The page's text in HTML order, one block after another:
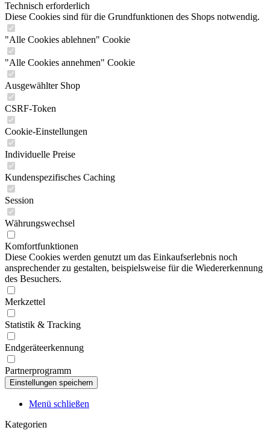
Technisch erforderlich
Diese Cookies sind für die Grundfunktionen des Shops notwendig.
"Alle Cookies ablehnen" Cookie
"Alle Cookies annehmen" Cookie
Ausgewählter Shop
CSRF-Token
Cookie-Einstellungen
Individuelle Preise
Kundenspezifisches Caching
Session
Währungswechsel
Komfortfunktionen
Diese Cookies werden genutzt um das Einkaufserlebnis noch
ansprechender zu gestalten, beispielsweise für die Wiedererkennung
des Besuchers.
Merkzettel
Statistik & Tracking
Endgeräteerkennung
Partnerprogramm
Menü schließen
Kategorien